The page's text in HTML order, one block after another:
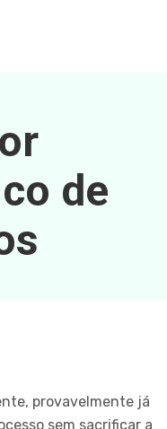
de
provavelmente já
sem sacrificar a